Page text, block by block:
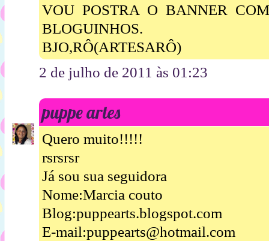
VOU POSTRA O BANNER
BLOGUINHOS.
BJO,RÔ(ARTESARÔ)
2 de julho de 2011 às 01:23
puppe artes
Quero muito!!!!!
rsrsrsr
Já sou sua seguidora
Nome:Marcia couto
Blog:puppearts.blogspot.com
E-mail:puppearts@hotmail.com